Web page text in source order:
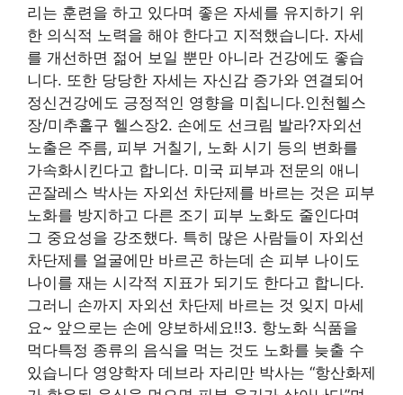
리는 훈련을 하고 있다며 좋은 자세를 유지하기 위
한 의식적 노력을 해야 한다고 지적했습니다. 자세
를 개선하면 젊어 보일 뿐만 아니라 건강에도 좋습
니다. 또한 당당한 자세는 자신감 증가와 연결되어
정신건강에도 긍정적인 영향을 미칩니다.인천헬스
장/미추홀구 헬스장2. 손에도 선크림 발라?자외선
노출은 주름, 피부 거칠기, 노화 시기 등의 변화를
가속화시킨다고 합니다. 미국 피부과 전문의 애니
곤잘레스 박사는 자외선 차단제를 바르는 것은 피부
노화를 방지하고 다른 조기 피부 노화도 줄인다며
그 중요성을 강조했다. 특히 많은 사람들이 자외선
차단제를 얼굴에만 바르곤 하는데 손 피부 나이도
나이를 재는 시각적 지표가 되기도 한다고 합니다.
그러니 손까지 자외선 차단제 바르는 것 잊지 마세
요~ 앞으로는 손에 양보하세요!!3. 항노화 식품을
먹다특정 종류의 음식을 먹는 것도 노화를 늦출 수
있습니다 영양학자 데브라 자리만 박사는 “항산화제